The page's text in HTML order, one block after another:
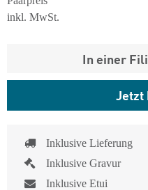
inkl. MwSt.
In einer
Jetzt
Inklusive Lieferung
Inklusive Gravur
Inklusive Etui